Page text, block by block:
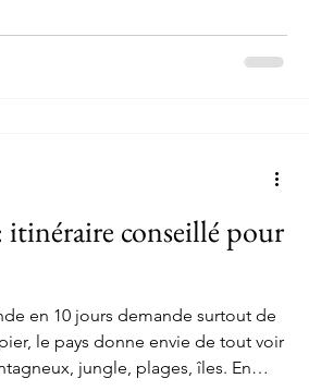
conseillé pour
en 10 jours demande surtout de
le pays donne envie de tout voir
jungle, plages, îles. En